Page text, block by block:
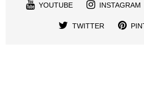
YOUTUBE INSTAGRAM
TWITTER